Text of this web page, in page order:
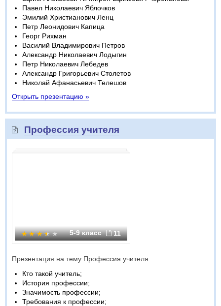
Павел Николаевич Яблочков
Эмилий Христианович Ленц
Петр Леонидович Капица
Георг Рихман
Василий Владимирович Петров
Александр Николаевич Лодыгин
Петр Николаевич Лебедев
Александр Григорьевич Столетов
Николай Афанасьевич Телешов
Открыть презентацию »
Профессия учителя
5-9 класс 11
Презентация на тему Профессия учителя
Кто такой учитель;
История профессии;
Значимость профессии;
Требования к профессии;